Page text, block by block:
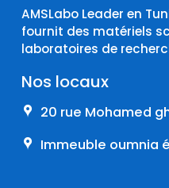
AMSLabo Leader en
fournit des matériels
laboratoires de
Nos locaux
20 rue Mohamed
Immeuble oumnia